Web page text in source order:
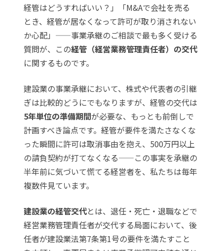
経管はどうすればいい？」「M&Aで会社を売る
とき、経管が居なくなって許可が取り消されない
か心配」——事業承継のご相談で最も多く受ける
質問が、この経管（経営業務管理責任者）の交代
に関するものです。
建設業の事業承継において、株式や代表者の引継
ぎは比較的どうにでもなりますが、経管の交代は
5年単位の準備期間が必要な、もっとも前倒しで
計画すべき論点です。経管が要件を満たさなくな
った瞬間に許可は取消事由を抱え、500万円以上
の請負契約が打てなくなる——この事実を承継の
半年前に気づいて慌てる経営者を、私たちは毎年
複数件見ています。
建設業の経管交代とは、退任・死亡・退職などで
経営業務管理責任者が交代する局面において、後
任者が建設業法第7条第1号の要件を満たすこと